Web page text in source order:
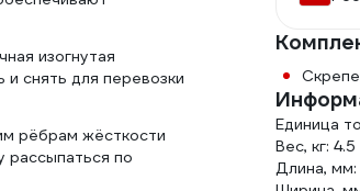
изогнутая
и снять для перевозки
рёбрам жёсткости
рассыпаться по
Единица
Вес, кг: 4.5
Длина,